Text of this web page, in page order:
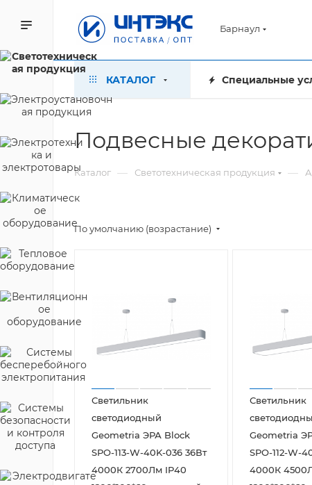
Барнаул
КАТАЛОГ Специальные
Подвесные
Каталог — Светотехническая продукция —
По умолчанию (возрастание)
Светильник
светодиодный
Geometria ЭРА Block
SPO-113-W-40K-036 36Вт
4000К 2700Лм IP40
Светильник
Geometria
SPO-112-W-
4000К